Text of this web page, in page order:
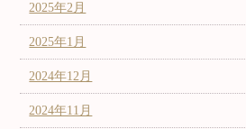
2025年2月
2025年1月
2024年12月
2024年11月